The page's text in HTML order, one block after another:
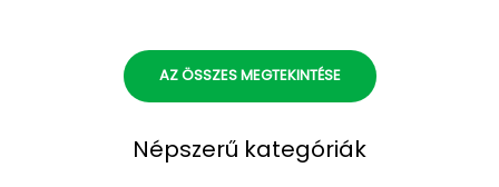
AZ ÖSSZES MEGTEKINTÉSE
Népszerű kategóriák